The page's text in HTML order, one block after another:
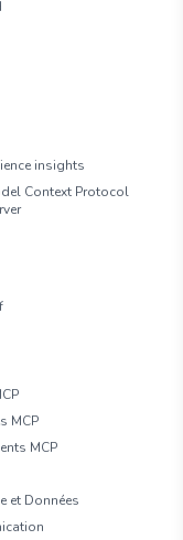
insights
Context Protocol
MCP
MCP
et Données